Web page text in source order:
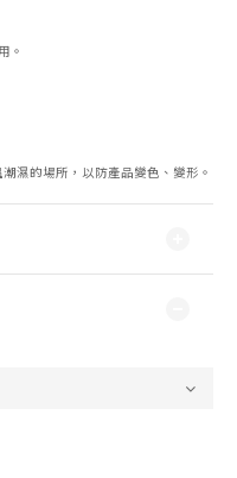
。
濕的場所，以防產品變色、變形。